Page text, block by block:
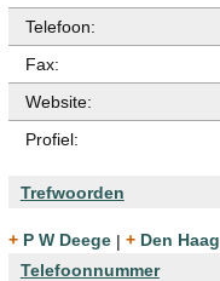
Telefoon:
Fax:
Website:
Profiel:
Trefwoorden
+ P W Deege | + Den Haag
Telefoonnummer